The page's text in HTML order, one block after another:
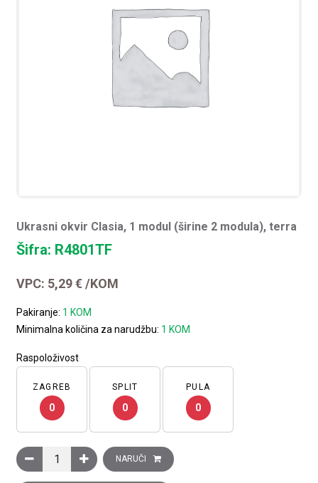
Ukrasni okvir Clasia, 1 modul (širine 2 modula), terra
Šifra: R4801TF
VPC: 5,29€ /KOM
Pakiranje: 1 KOM
Minimalna količina za narudžbu: 1 KOM
Raspoloživost
ZAGREB
0
SPLIT
0
PULA
0
Ukrasni okvir Clasia, 1 modul (širine 2 modula), terra količina
NARUČI